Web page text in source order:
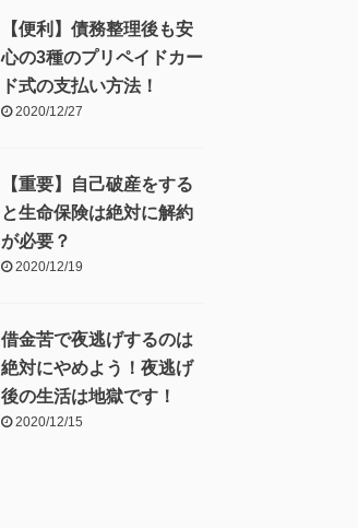
【便利】債務整理後も安
心の3種のプリペイドカー
ド式の支払い方法！
2020/12/27
【重要】自己破産をする
と生命保険は絶対に解約
が必要？
2020/12/19
借金苦で夜逃げするのは
絶対にやめよう！夜逃げ
後の生活は地獄です！
2020/12/15